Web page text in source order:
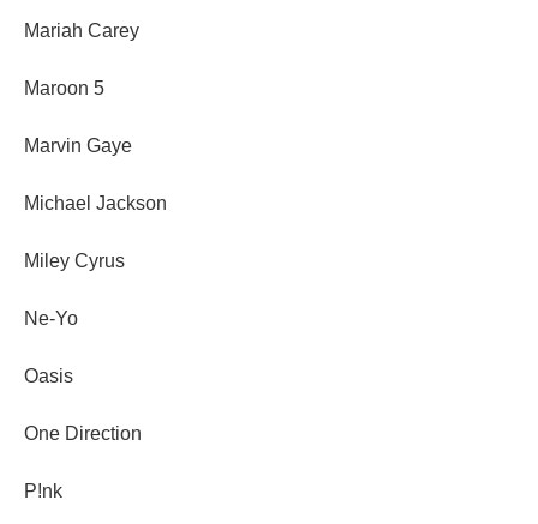
Mariah Carey
Maroon 5
Marvin Gaye
Michael Jackson
Miley Cyrus
Ne-Yo
Oasis
One Direction
P!nk